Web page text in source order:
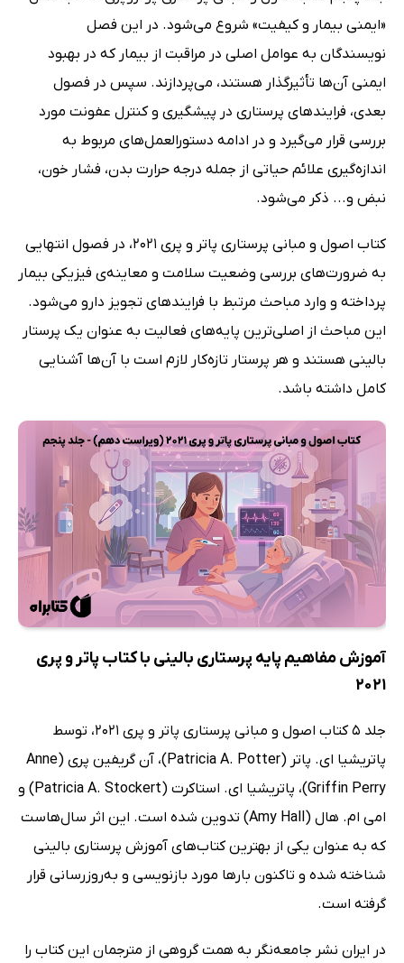
«ایمنی بیمار و کیفیت» شروع می‌شود. در این فصل
نویسندگان به عوامل اصلی در مراقبت از بیمار که در بهبود
ایمنی آن‌ها تأثیرگذار هستند، می‌پردازند. سپس در فصول
بعدی، فرایندهای پرستاری در پیشگیری و کنترل عفونت مورد
بررسی قرار می‌گیرد و در ادامه دستورالعمل‌های مربوط به
اندازه‌گیری علائم حیاتی از جمله درجه حرارت بدن، فشار خون،
نبض و... ذکر می‌شود.
کتاب اصول و مبانی پرستاری پاتر و پری 2021، در فصول انتهایی
به ضرورت‌های بررسی وضعیت سلامت و معاینه‌ی فیزیکی بیمار
پرداخته و وارد مباحث مرتبط با فرایندهای تجویز دارو می‌شود.
این مباحث از اصلی‌ترین پایه‌های فعالیت به عنوان یک پرستار
بالینی هستند و هر پرستار تازه‌کار لازم است با آن‌ها آشنایی
کامل داشته باشد.
آموزش مفاهیم پایه پرستاری بالینی با کتاب پاتر و پری
2021
جلد 5 کتاب اصول و مبانی پرستاری پاتر و پری 2021، توسط
پاتریشیا ای. پاتر (Patricia A. Potter)، آن گریفین پری (Anne
Griffin Perry)، پاتریشیا ای. استاکرت (Patricia A. Stockert) و
امی ام. هال (Amy Hall) تدوین شده است. این اثر سال‌هاست
که به عنوان یکی از بهترین کتاب‌های آموزش پرستاری بالینی
شناخته شده و تاکنون بارها مورد بازنویسی و به‌روزرسانی قرار
گرفته است.
در ایران نشر جامعه‌نگر به همت گروهی از مترجمان این کتاب را